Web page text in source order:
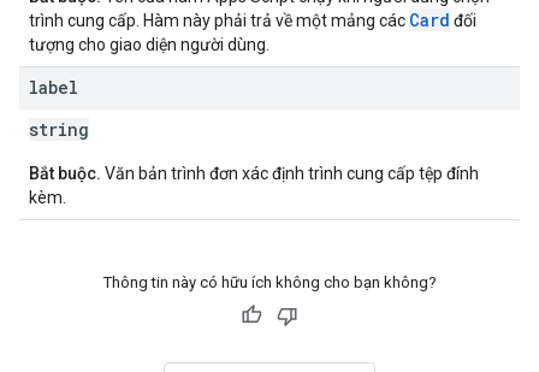
trình cung cấp. Hàm này phải trả về một mảng các Card đối
tượng cho giao diện người dùng.
label
string
Bắt buộc. Văn bản trình đơn xác định trình cung cấp tệp đính
kèm.
Thông tin này có hữu ích không cho bạn không?